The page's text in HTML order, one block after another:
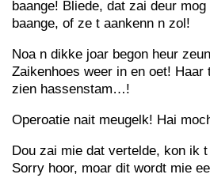
baange! Bliede, dat zai deur
baange, of ze t aankenn n zol!
Noa n dikke joar begon heur
Zaikenhoes weer in en oet! Haar
zien hassenstam…!
Operoatie nait meugelk! Hai
Dou zai mie dat vertelde, kon ik
Sorry hoor, moar dit wordt mie